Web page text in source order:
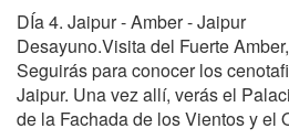
DÍa 4. Jaipur - Amber - Jaipur
Desayuno.Visita del Fuerte
Seguirás para conocer los
Jaipur. Una vez allí, verás el
de la Fachada de los Vientos y el